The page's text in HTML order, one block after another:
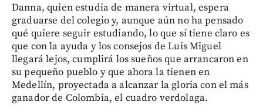
Danna, quien estudia de manera virtual, espera
graduarse del colegio y, aunque aún no ha pensado
qué quiere seguir estudiando, lo que sí tiene claro es
que con la ayuda y los consejos de Luis Miguel
llegará lejos, cumplirá los sueños que arrancaron en
su pequeño pueblo y que ahora la tienen en
Medellín, proyectada a alcanzar la gloria con el más
ganador de Colombia, el cuadro verdolaga.